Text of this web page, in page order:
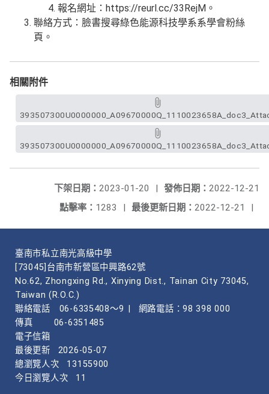
報名網址：https://reurl.cc/33RejM。
聯絡方式：臉書搜尋綠色能源科技學系系學會粉絲
頁。
相關附件
發佈日期： 2022-12-21
下架日期： 2023-01-20
|
最後更新日期： 2022-12-21 |
點擊率： 1283 |
臺南市私立南光高級中學
[73045]台南市新營區中興路62號
No.62, Zhongxing Rd., Xinying Dist., Tainan City 73045,
Taiwan (R.O.C.)
聯絡電話
06-6335408～9
網路電話：98 398 000
傳真
06-6351485
電子信箱
最後更新
2026-05-07
總瀏覽人次
13155900
今日瀏覽人次
11